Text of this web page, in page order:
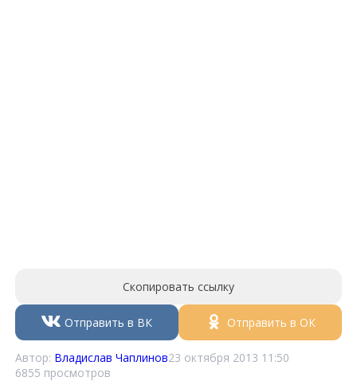
Скопировать ссылку
Отправить в ВК Отправить в ОК
Автор: Владислав Чаплинов23 октября 2013 11:50
6855 просмотров